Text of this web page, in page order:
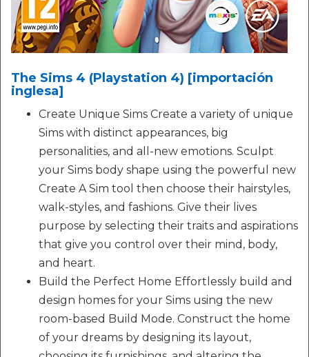
The Sims 4 (Playstation 4) [importación
inglesa]
Create Unique Sims Create a variety of unique
Sims with distinct appearances, big
personalities, and all-new emotions. Sculpt
your Sims body shape using the powerful new
Create A Sim tool then choose their hairstyles,
walk-styles, and fashions. Give their lives
purpose by selecting their traits and aspirations
that give you control over their mind, body,
and heart.
Build the Perfect Home Effortlessly build and
design homes for your Sims using the new
room-based Build Mode. Construct the home
of your dreams by designing its layout,